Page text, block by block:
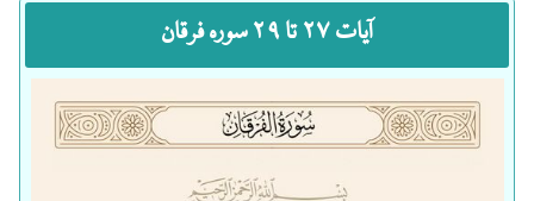
آیات ۲۷ تا ۲۹ سوره فرقان